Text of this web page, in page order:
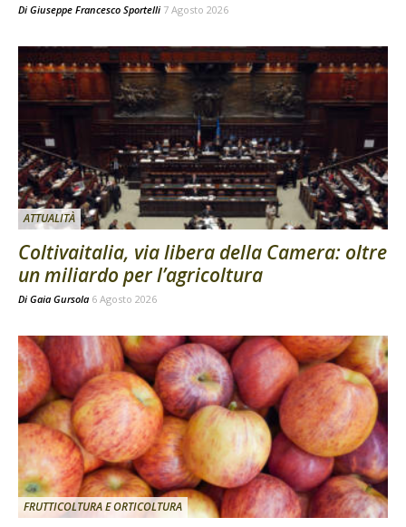
Di Giuseppe Francesco Sportelli 7 Agosto 2026
ATTUALITÀ
Coltivaitalia, via libera della Camera: oltre
un miliardo per l’agricoltura
Di Gaia Gursola 6 Agosto 2026
FRUTTICOLTURA E ORTICOLTURA